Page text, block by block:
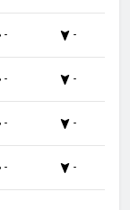
- -
- -
- -
- -